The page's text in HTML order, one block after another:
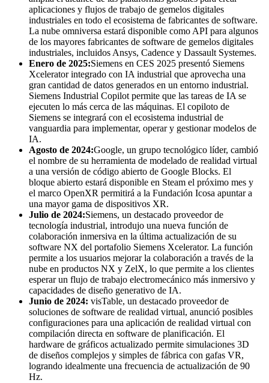
aplicaciones y flujos de trabajo de gemelos digitales
industriales en todo el ecosistema de fabricantes de software.
La nube omniversa estará disponible como API para algunos
de los mayores fabricantes de software de gemelos digitales
industriales, incluidos Ansys, Cadence y Dassault Systemes.
Enero de 2025:Siemens en CES 2025 presentó Siemens
Xcelerator integrado con IA industrial que aprovecha una
gran cantidad de datos generados en un entorno industrial.
Siemens Industrial Copilot permite que las tareas de IA se
ejecuten lo más cerca de las máquinas. El copiloto de
Siemens se integrará con el ecosistema industrial de
vanguardia para implementar, operar y gestionar modelos de
IA.
Agosto de 2024:Google, un grupo tecnológico líder, cambió
el nombre de su herramienta de modelado de realidad virtual
a una versión de código abierto de Google Blocks. El
bloque abierto estará disponible en Steam el próximo mes y
el marco OpenXR permitirá a la Fundación Icosa apuntar a
una mayor gama de dispositivos XR.
Julio de 2024:Siemens, un destacado proveedor de
tecnología industrial, introdujo una nueva función de
colaboración inmersiva en la última actualización de su
software NX del portafolio Siemens Xcelerator. La función
permite a los usuarios mejorar la colaboración a través de la
nube en productos NX y ZelX, lo que permite a los clientes
esperar un flujo de trabajo electromecánico más inmersivo y
capacidades de diseño generativo de IA.
Junio ​​de 2024: visTable, un destacado proveedor de
soluciones de software de realidad virtual, anunció posibles
configuraciones para una aplicación de realidad virtual con
compilación directa en software de planificación. El
hardware de gráficos actualizado permite simulaciones 3D
de diseños complejos y simples de fábrica con gafas VR,
logrando idealmente una frecuencia de actualización de 90
Hz.